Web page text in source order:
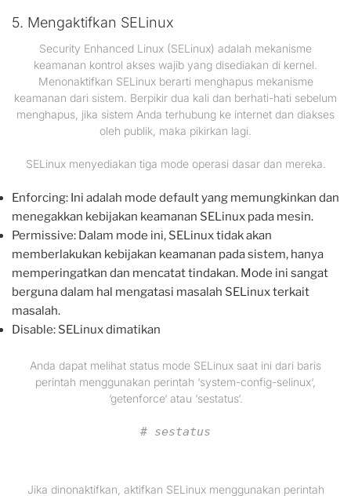
5. Mengaktifkan SELinux
Security Enhanced Linux (SELinux) adalah mekanisme
keamanan kontrol akses wajib yang disediakan di kernel.
Menonaktifkan SELinux berarti menghapus mekanisme
keamanan dari sistem. Berpikir dua kali dan berhati-hati sebelum
menghapus, jika sistem Anda terhubung ke internet dan diakses
oleh publik, maka pikirkan lagi.
SELinux menyediakan tiga mode operasi dasar dan mereka.
Enforcing: Ini adalah mode default yang memungkinkan dan
menegakkan kebijakan keamanan SELinux pada mesin.
Permissive: Dalam mode ini, SELinux tidak akan
memberlakukan kebijakan keamanan pada sistem, hanya
memperingatkan dan mencatat tindakan. Mode ini sangat
berguna dalam hal mengatasi masalah SELinux terkait
masalah.
Disable: SELinux dimatikan
Anda dapat melihat status mode SELinux saat ini dari baris
perintah menggunakan perintah ‘system-config-selinux‘,
‘getenforce‘ atau ‘sestatus‘.
# sestatus
Jika dinonaktifkan, aktifkan SELinux menggunakan perintah